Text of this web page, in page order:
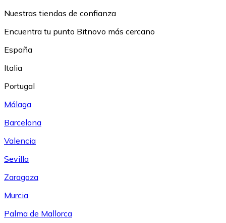
Nuestras tiendas de confianza
Encuentra tu punto Bitnovo más cercano
España
Italia
Portugal
Málaga
Barcelona
Valencia
Sevilla
Zaragoza
Murcia
Palma de Mallorca